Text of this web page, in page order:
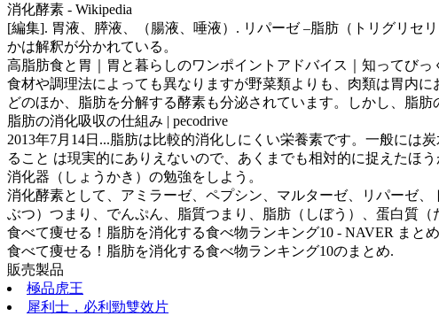
消化酵素 - Wikipedia
[編集]. 胃液、膵液、（腸液、唾液）. リパーゼ –脂肪（トリグリ
かは解釈が分かれている。
高脂肪食と胃｜胃と暮らしのワンポイントアドバイス｜知ってびっ
食材や調理法によっても異なりますが野菜類よりも、肉類は胃内
どのほか、脂肪を分解する酵素も分泌されています。しかし、脂肪
脂肪の消化吸収の仕組み | pecodrive
2013年7月14日...脂肪は比較的消化しにくい栄養素です。一般に
ること は現実的にありえないので、あくまでも相対的に捉えたほう
消化器（しょうかき）の勉強をしよう。
消化酵素として、アミラーゼ、ペプシン、マルターゼ、リパーゼ
ぶつ）つまり、でんぷん、脂質つまり、脂肪（しぼう）、蛋白質（
食べて痩せる！脂肪を消化する食べ物ランキング10 - NAVER まとめ
食べて痩せる！脂肪を消化する食べ物ランキング10のまとめ.
販売製品
極品虎王
犀利士，必利勁雙效片